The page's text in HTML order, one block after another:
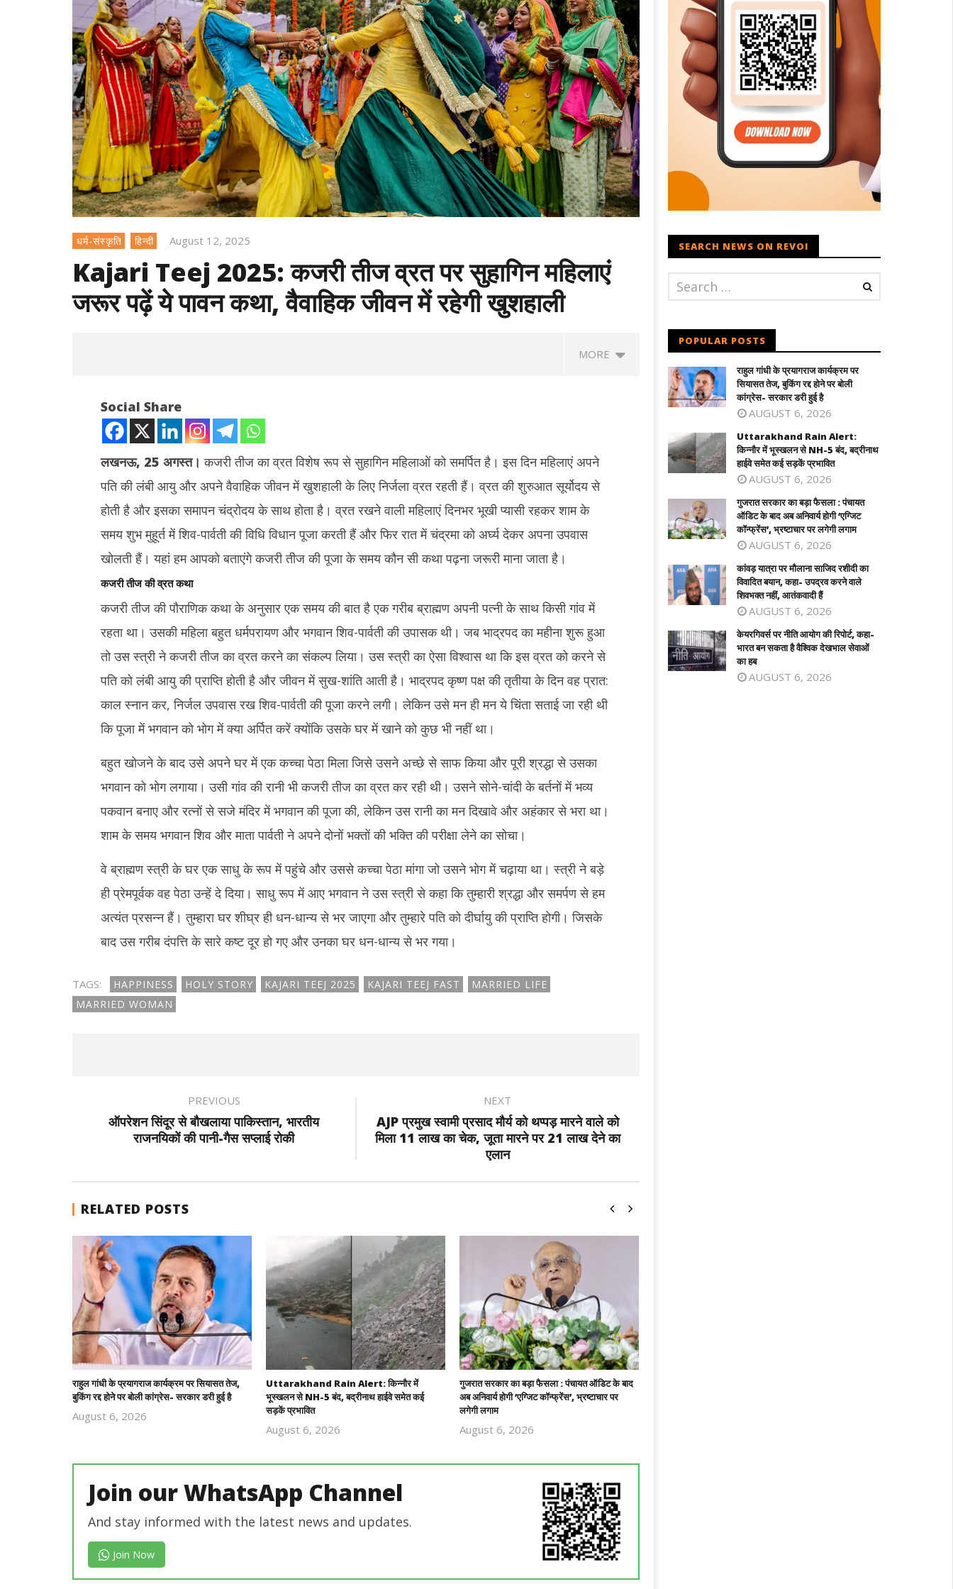
धर्म-संस्कृति हिन्दी August 12, 2025
Kajari Teej 2025: कजरी तीज व्रत पर सुहागिन महिलाएं
जरूर पढ़ें ये पावन कथा, वैवाहिक जीवन में रहेगी खुशहाली
MORE
NOW VIEWING
Kajari Teej 2025: कजरी तीज व्रत पर
सुहागिन महिलाएं जरूर पढ़ें ये पावन कथा, वैवाहिक
जीवन में रहेगी खुशहाली
12,
2025
राहुल गांधी के प्रयागराज कार्यक्रम पर सियासत
तेज, बुकिंग रद्द होने पर बोली कांग्रेस- सरकार डरी
हुई है
2025
Uttarakhand Rain Alert: किन्नौर में
भूस्खलन से NH-5 बंद, बद्रीनाथ हाईवे समेत कई
सड़कें प्रभावित
2025
गुजरात सरकार का बड़ा फैसला : पंचायत ऑडिट के
बाद अब अनिवार्य होगी 'एग्जिट कॉन्फ्रेंस',
कांवड़ यात्रा पर मौलाना साजिद रशीदी का
बयान, कहा- उपद्रव करने वाले शिवभक्त नहीं,
आतंकवादी हैं
August
12,
2025
Social Share
लखनऊ, 25 अगस्त। कजरी तीज का व्रत विशेष रूप से सुहागिन महिलाओं को समर्पित है। इस दिन महिलाएं अपने
पति की लंबी आयु और अपने वैवाहिक जीवन में खुशहाली के लिए निर्जला व्रत रहती हैं। व्रत की शुरुआत सूर्योदय से
होती है और इसका समापन चंद्रोदय के साथ होता है। व्रत रखने वाली महिलाएं दिनभर भूखी प्यासी रहकर शाम के
समय शुभ मुहूर्त में शिव-पार्वती की विधि विधान पूजा करती हैं और फिर रात में चंद्रमा को अर्घ्य देकर अपना उपवास
खोलती हैं। यहां हम आपको बताएंगे कजरी तीज की पूजा के समय कौन सी कथा पढ़ना जरूरी माना जाता है।
कजरी तीज की व्रत कथा
कजरी तीज की पौराणिक कथा के अनुसार एक समय की बात है एक गरीब ब्राह्मण अपनी पत्नी के साथ किसी गांव में
रहता था। उसकी महिला बहुत धर्मपरायण और भगवान शिव-पार्वती की उपासक थी। जब भाद्रपद का महीना शुरू हुआ
तो उस स्त्री ने कजरी तीज का व्रत करने का संकल्प लिया। उस स्त्री का ऐसा विश्वास था कि इस व्रत को करने से
पति को लंबी आयु की प्राप्ति होती है और जीवन में सुख-शांति आती है। भाद्रपद कृष्ण पक्ष की तृतीया के दिन वह प्रात:
काल स्नान कर, निर्जल उपवास रख शिव-पार्वती की पूजा करने लगी। लेकिन उसे मन ही मन ये चिंता सताई जा रही थी
कि पूजा में भगवान को भोग में क्या अर्पित करें क्योंकि उसके घर में खाने को कुछ भी नहीं था।
बहुत खोजने के बाद उसे अपने घर में एक कच्चा पेठा मिला जिसे उसने अच्छे से साफ किया और पूरी श्रद्धा से उसका
भगवान को भोग लगाया। उसी गांव की रानी भी कजरी तीज का व्रत कर रही थी। उसने सोने-चांदी के बर्तनों में भव्य
पकवान बनाए और रत्नों से सजे मंदिर में भगवान की पूजा की, लेकिन उस रानी का मन दिखावे और अहंकार से भरा था।
शाम के समय भगवान शिव और माता पार्वती ने अपने दोनों भक्तों की भक्ति की परीक्षा लेने का सोचा।
वे ब्राह्मण स्त्री के घर एक साधु के रूप में पहुंचे और उससे कच्चा पेठा मांगा जो उसने भोग में चढ़ाया था। स्त्री ने बड़े
ही प्रेमपूर्वक वह पेठा उन्हें दे दिया। साधु रूप में आए भगवान ने उस स्त्री से कहा कि तुम्हारी श्रद्धा और समर्पण से हम
अत्यंत प्रसन्न हैं। तुम्हारा घर शीघ्र ही धन-धान्य से भर जाएगा और तुम्हारे पति को दीर्घायु की प्राप्ति होगी। जिसके
बाद उस गरीब दंपत्ति के सारे कष्ट दूर हो गए और उनका घर धन-धान्य से भर गया।
TAGS: HAPPINESS HOLY STORY KAJARI TEEJ 2025 KAJARI TEEJ FAST
MARRIED LIFE
MARRIED WOMAN
PREVIOUS
ऑपरेशन सिंदूर से बौखलाया पाकिस्तान, भारतीय
राजनयिकों की पानी-गैस सप्लाई रोकी
NEXT
AJP प्रमुख स्वामी प्रसाद मौर्य को थप्पड़ मारने वाले को
मिला 11 लाख का चेक, जूता मारने पर 21 लाख देने का
एलान
RELATED POSTS
राहुल गांधी के प्रयागराज कार्यक्रम पर सियासत तेज,
बुकिंग रद्द होने पर बोली कांग्रेस- सरकार डरी हुई है
August 6, 2026
Uttarakhand Rain Alert: किन्नौर में
भूस्खलन से NH-5 बंद, बद्रीनाथ हाईवे समेत कई
सड़कें प्रभावित
August 6, 2026
गुजरात सरकार का बड़ा फैसला : पंचायत ऑडिट के बाद
अब अनिवार्य होगी ‘एग्जिट कॉन्फ्रेंस’, भ्रष्टाचार पर
लगेगी लगाम
August 6, 2026
Join our WhatsApp Channel
And stay informed with the latest news and updates.
Join Now
SEARCH NEWS ON REVOI
POPULAR POSTS
राहुल गांधी के प्रयागराज कार्यक्रम पर
सियासत तेज, बुकिंग रद्द होने पर बोली
कांग्रेस- सरकार डरी हुई है
AUGUST 6, 2026
Uttarakhand Rain Alert:
किन्नौर में भूस्खलन से NH-5 बंद, बद्रीनाथ
हाईवे समेत कई सड़कें प्रभावित
AUGUST 6, 2026
गुजरात सरकार का बड़ा फैसला : पंचायत
ऑडिट के बाद अब अनिवार्य होगी ‘एग्जिट
कॉन्फ्रेंस’, भ्रष्टाचार पर लगेगी लगाम
AUGUST 6, 2026
कांवड़ यात्रा पर मौलाना साजिद रशीदी का
विवादित बयान, कहा- उपद्रव करने वाले
शिवभक्त नहीं, आतंकवादी हैं
AUGUST 6, 2026
केयरगिवर्स पर नीति आयोग की रिपोर्ट, कहा-
भारत बन सकता है वैश्विक देखभाल सेवाओं
का हब
AUGUST 6, 2026